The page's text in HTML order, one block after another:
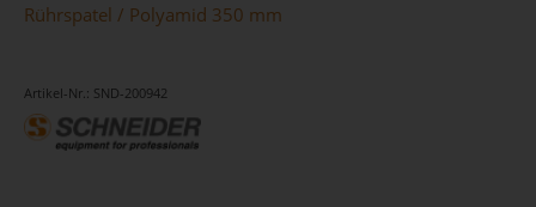
Rührspatel / Polyamid 350 mm
Artikel-Nr.: SND-200942